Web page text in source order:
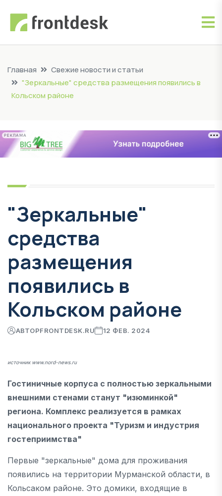
Главная
Свежие новости и статьи
"Зеркальные" средства размещения появились в
Кольском районе
РЕКЛАМА
"Зеркальные"
средства
размещения
появились в
Кольском районе
АВТОРFRONTDESK.RU 12 ФЕВ. 2024
источник www.nord-news.ru
Гостиничные корпуса с полностью зеркальными
внешними стенами станут "изюминкой"
региона. Комплекс реализуется в рамках
национального проекта "Туризм и индустрия
гостеприимства"
Первые "зеркальные" дома для проживания
появились на территории Мурманской области, в
Кольсаком районе. Это домики, входящие в